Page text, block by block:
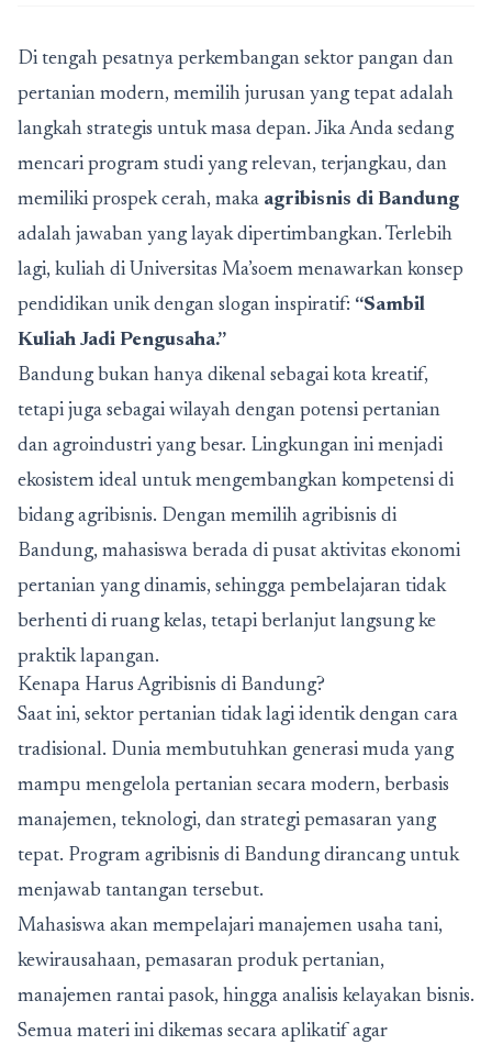
Di tengah pesatnya perkembangan sektor pangan dan
pertanian modern, memilih jurusan yang tepat adalah
langkah strategis untuk masa depan. Jika Anda sedang
mencari program studi yang relevan, terjangkau, dan
memiliki prospek cerah, maka agribisnis di Bandung
adalah jawaban yang layak dipertimbangkan. Terlebih
lagi, kuliah di Universitas Ma’soem menawarkan konsep
pendidikan unik dengan slogan inspiratif: “Sambil
Kuliah Jadi Pengusaha.”
Bandung bukan hanya dikenal sebagai kota kreatif,
tetapi juga sebagai wilayah dengan potensi pertanian
dan agroindustri yang besar. Lingkungan ini menjadi
ekosistem ideal untuk mengembangkan kompetensi di
bidang agribisnis. Dengan memilih agribisnis di
Bandung, mahasiswa berada di pusat aktivitas ekonomi
pertanian yang dinamis, sehingga pembelajaran tidak
berhenti di ruang kelas, tetapi berlanjut langsung ke
praktik lapangan.
Kenapa Harus Agribisnis di Bandung?
Saat ini, sektor pertanian tidak lagi identik dengan cara
tradisional. Dunia membutuhkan generasi muda yang
mampu mengelola pertanian secara modern, berbasis
manajemen, teknologi, dan strategi pemasaran yang
tepat. Program agribisnis di Bandung dirancang untuk
menjawab tantangan tersebut.
Mahasiswa akan mempelajari manajemen usaha tani,
kewirausahaan, pemasaran produk pertanian,
manajemen rantai pasok, hingga analisis kelayakan bisnis.
Semua materi ini dikemas secara aplikatif agar